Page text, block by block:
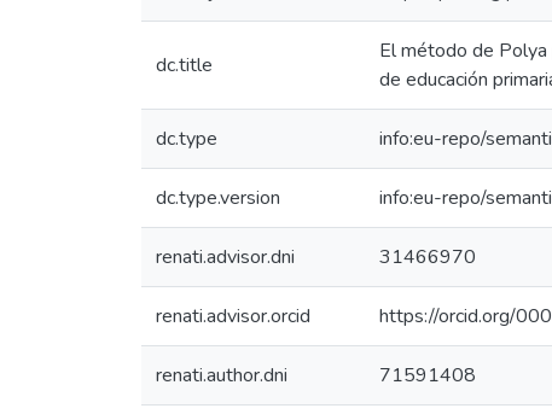
dc.title
El método de Polya
de educación
dc.type info:eu-repo/
dc.type.version info:eu-repo/
renati.advisor.dni 31466970
renati.advisor.orcid https://orcid.org/
renati.author.dni 71591408